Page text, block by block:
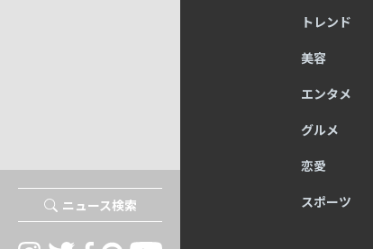
ニュース検索
トレンド
美容
エンタメ
グルメ
恋愛
スポーツ